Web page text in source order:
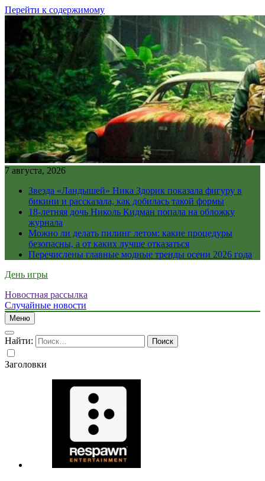
Перейти к содержимому
7 августа, 2026
Звезда «Ландышей» Ника Здорик показала фигуру в
бикини и рассказала, как добилась такой формы
18-летняя дочь Николь Кидман попала на обложку
журнала
Можно ли делать пилинг летом: какие процедуры
безопасны, а от каких лучше отказаться
Перечислены главные модные тренды осени 2026 года
День игры
Новостная рассылка
Случайные новости
Меню
Найти:
Заголовки